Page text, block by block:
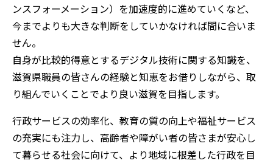
ンスフォーメーション）を加速度的に進めていくなど、
今までよりも大きな判断をしていかなければ間に合いま
せん。
自身が比較的得意とするデジタル技術に関する知識を、
滋賀県職員の皆さんの経験と知恵をお借りしながら、取
り組んでいくことでより良い滋賀を目指します。
行政サービスの効率化、教育の質の向上や福祉サービス
の充実にも注力し、高齢者や障がい者の皆さまが安心し
て暮らせる社会に向けて、より地域に根差した行政を目